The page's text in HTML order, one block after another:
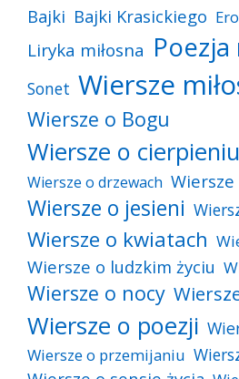
Bajki Bajki Krasickiego
Liryka miłosna Poezja
Sonet Wiersze
Wiersze o Bogu
Wiersze o
Wiersze o drzewach
Wiersze o jesieni
Wiersze o kwiatach
Wiersze o ludzkim życiu
Wiersze o nocy
Wiersze o poezji
Wiersze o przemijaniu